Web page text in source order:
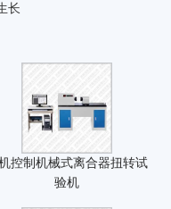
长
控制机械式离合器扭转试
验机